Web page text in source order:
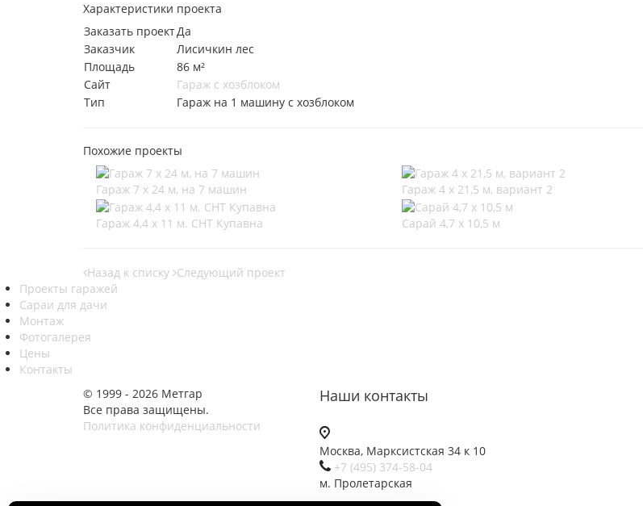
Характеристики проекта
Заказать проектДа
Заказчик
Лисичкин лес
Площадь
86 м²
Сайт
Гараж с хозблоком
Тип
Гараж на 1 машину с хозблоком
Похожие проекты
Гараж 7 х 24 м, на 7 машин Гараж 4 х 21,5 м, вариант 2
Гараж 4,4 х 11 м. СНТ Купавна Сарай 4,7 х 10,5 м
Назад к списку Следующий проект
Проекты гаражей
Сараи для дачи
Монтаж
Фотогалерея
Цены
Контакты
© 1999 - 2026 Метгар
Все права защищены.
Политика конфиденциальности
Наши контакты
Москва, Марксистская 34 к 10
+7 (495) 374-58-04
м. Пролетарская